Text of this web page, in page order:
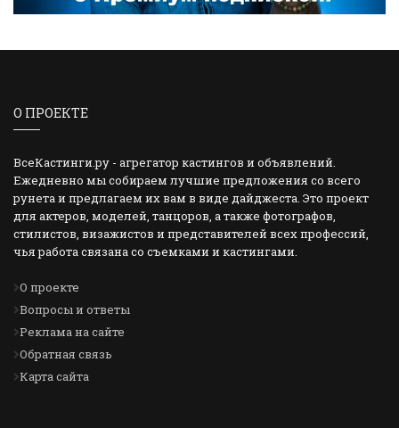
О ПРОЕКТЕ
ВсеКастинги.ру - агрегатор кастингов и объявлений.
Ежедневно мы собираем лучшие предложения со всего
рунета и предлагаем их вам в виде дайджеста. Это проект
для актеров, моделей, танцоров, а также фотографов,
стилистов, визажистов и представителей всех профессий,
чья работа связана со съемками и кастингами.
О проекте
Вопросы и ответы
Реклама на сайте
Обратная связь
Карта сайта